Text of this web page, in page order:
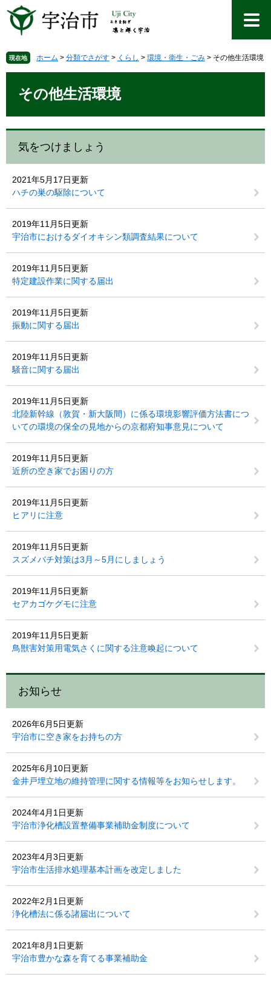
先を
文
現在地 ホーム > 分類でさがす > くらし > 環境・衛生・ごみ > その他生活環境
その他生活環境
気をつけましょう
2021年5月17日更新
ハチの巣の駆除について
2019年11月5日更新
宇治市におけるダイオキシン類調査結果について
2019年11月5日更新
特定建設作業に関する届出
2019年11月5日更新
振動に関する届出
2019年11月5日更新
騒音に関する届出
2019年11月5日更新
北陸新幹線（敦賀・新大阪間）に係る環境影響評価方法書につ
いての環境の保全の見地からの京都府知事意見について
2019年11月5日更新
近所の空き家でお困りの方
2019年11月5日更新
ヒアリに注意
2019年11月5日更新
スズメバチ対策は3月～5月にしましょう
2019年11月5日更新
セアカゴケグモに注意
2019年11月5日更新
鳥獣害対策用電気さくに関する注意喚起について
お知らせ
2026年6月5日更新
宇治市に空き家をお持ちの方
2025年6月10日更新
金井戸埋立地の維持管理に関する情報等をお知らせします。
2024年4月1日更新
宇治市浄化槽設置整備事業補助金制度について
2023年4月3日更新
宇治市生活排水処理基本計画を改定しました
2022年2月1日更新
浄化槽法に係る諸届出について
2021年8月1日更新
宇治市豊かな森を育てる事業補助金